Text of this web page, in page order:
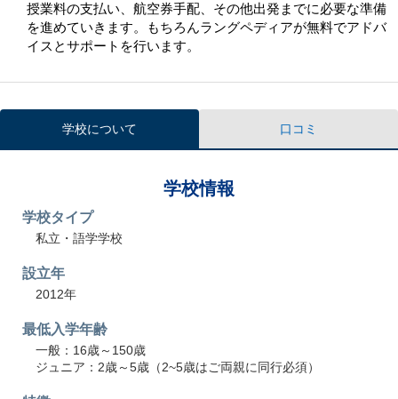
授業料の支払い、航空券手配、その他出発までに必要な準備
を進めていきます。もちろんラングペディアが無料でアドバ
イスとサポートを行います。
学校について 口コミ
学校情報
学校タイプ
私立・語学学校
設立年
2012年
最低入学年齢
一般：16歳～150歳
ジュニア：2歳～5歳（2~5歳はご両親に同行必須）